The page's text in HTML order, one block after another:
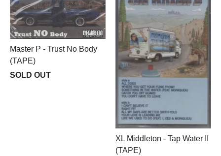
Master P - Trust No Body
(TAPE)
SOLD OUT
XL Middleton - Tap Water II
(TAPE)